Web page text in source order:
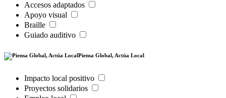
Accesos adaptados
Apoyo visual
Braille
Guiado auditivo
Piensa Global, Actúa Local
Impacto local positivo
Proyectos solidarios